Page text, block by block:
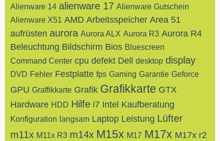
Alienware 14 alienware 17 Alienware Gutschein
Alienware X51 AMD Arbeitsspeicher Area 51
aufrüsten aurora Aurora ALX Aurora R3 Aurora R4
Beleuchtung Bildschirm Bios Bluescreen
Command Center cpu defekt Dell desktop display
DVD Fehler Festplatte fps Gaming Garantie Geforce
GPU Graffikkarte Grafik Grafikkarte GTX
Hardware HDD Hilfe i7 Intel Kaufberatung
Konfiguration langsam Laptop Leistung Lüfter
m11x M11x R3 m14x M15x M17 M17x M17x r2